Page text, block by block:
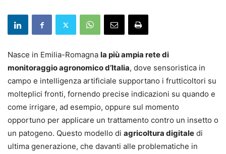
Nasce in Emilia-Romagna la più ampia rete di
monitoraggio agronomico d’Italia, dove sensoristica in
campo e intelligenza artificiale supportano i frutticoltori su
molteplici fronti, fornendo precise indicazioni su quando e
come irrigare, ad esempio, oppure sul momento
opportuno per applicare un trattamento contro un insetto o
un patogeno. Questo modello di agricoltura digitale di
ultima generazione, che davanti alle problematiche in